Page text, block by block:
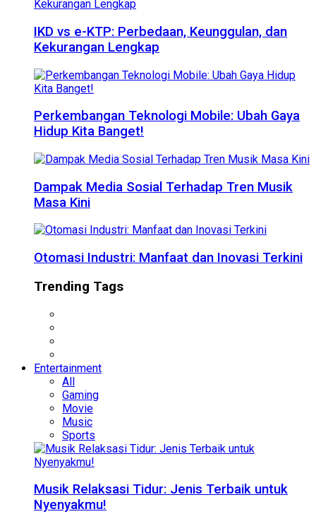
IKD vs e-KTP: Perbedaan, Keunggulan, dan
Kekurangan Lengkap
Perkembangan Teknologi Mobile: Ubah Gaya
Hidup Kita Banget!
Dampak Media Sosial Terhadap Tren Musik
Masa Kini
Otomasi Industri: Manfaat dan Inovasi Terkini
Trending Tags
Entertainment
All
Gaming
Movie
Music
Sports
Musik Relaksasi Tidur: Jenis Terbaik untuk
Nyenyakmu!